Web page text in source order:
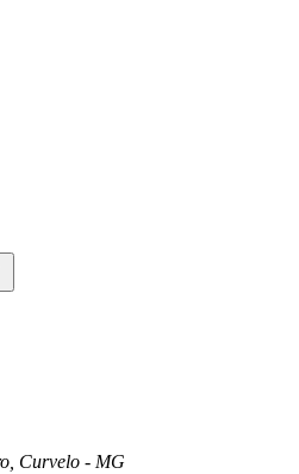
Curvelo - MG